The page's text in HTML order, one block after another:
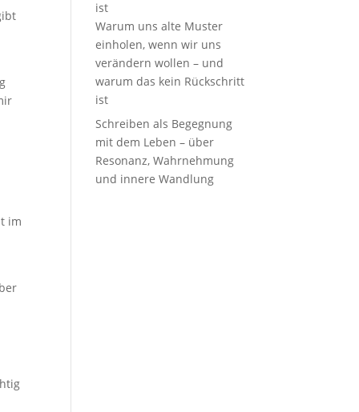
im
Warum uns alte Muster
einholen, wenn wir uns
verändern wollen – und
warum das kein Rückschritt
ist
Schreiben als Begegnung
mit dem Leben – über
Resonanz, Wahrnehmung
und innere Wandlung